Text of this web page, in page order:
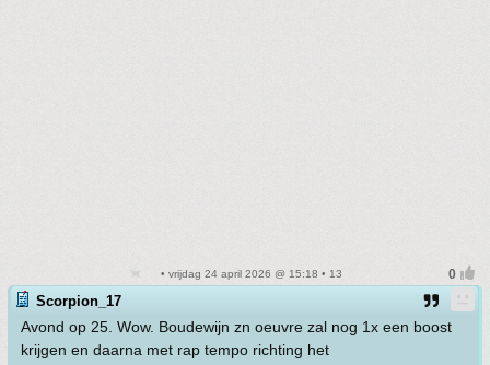
• vrijdag 24 april 2026 @ 15:18 • 13
Scorpion_17
Avond op 25. Wow. Boudewijn zn oeuvre zal nog 1x een boost
krijgen en daarna met rap tempo richting het